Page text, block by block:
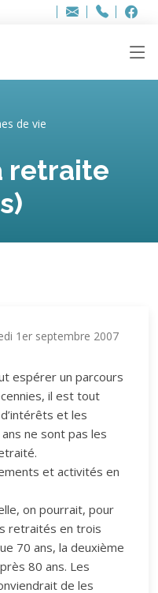
Adresse
info..hâthe..
Tel.
Tel.
de vie
retraite
1er septembre 2007
espérer un parcours
il est tout
et les
ne sont pas les
et activités en
on pourrait, pour
retraités en trois
70 ans, la deuxième
80 ans. Les
de les